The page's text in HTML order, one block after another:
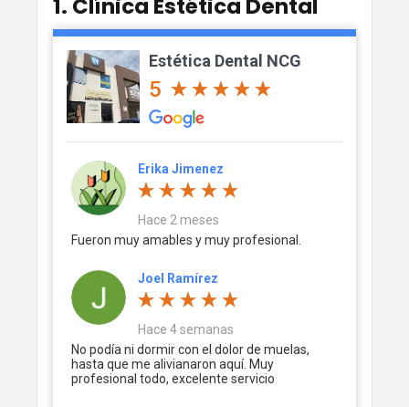
1. Clínica Estética Dental
Estética Dental NCG
5
Erika Jimenez
Hace 2 meses
Fueron muy amables y muy profesional.
Joel Ramírez
Hace 4 semanas
No podía ni dormir con el dolor de muelas,
hasta que me alivianaron aquí. Muy
profesional todo, excelente servicio